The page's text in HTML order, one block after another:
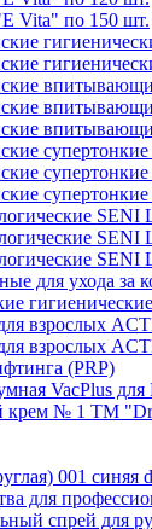
Vita" по 150 шт.
SENI
SENI
SENI
для ухода за
взрослых
взрослых
(PRP)
VacPlus
крем № 1 ТМ
001 синяя
для
спрей для